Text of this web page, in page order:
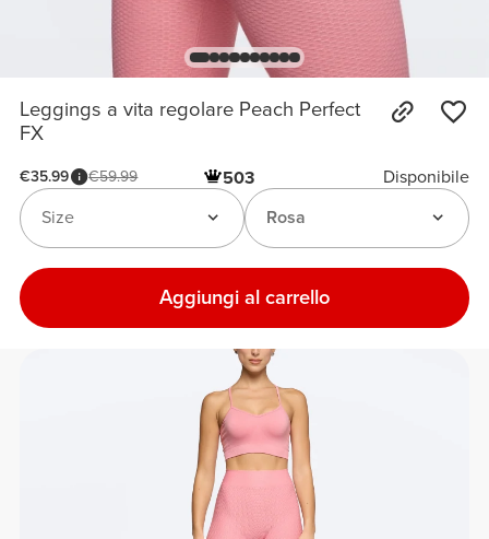
Leggings a vita regolare Peach Perfect
FX
€35.99 €59.99 503
Disponibile
Rosa
Size
Aggiungi al carrello